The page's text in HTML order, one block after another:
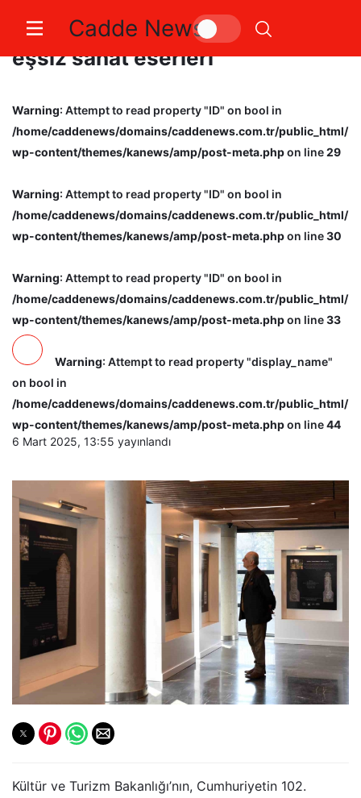
Cadde News
Mezar taşları, Türk kültürünün
eşsiz sanat eserleri
Warning: Attempt to read property "ID" on bool in
/home/caddenews/domains/caddenews.com.tr/public_html/
wp-content/themes/kanews/amp/post-meta.phpon line29
Warning: Attempt to read property "ID" on bool in
/home/caddenews/domains/caddenews.com.tr/public_html/
wp-content/themes/kanews/amp/post-meta.phpon line30
Warning: Attempt to read property "ID" on bool in
/home/caddenews/domains/caddenews.com.tr/public_html/
wp-content/themes/kanews/amp/post-meta.phpon line33
Warning: Attempt to read property "display_name"
on bool in
/home/caddenews/domains/caddenews.com.tr/public_html/
wp-content/themes/kanews/amp/post-meta.phpon line44
6 Mart 2025, 13:55 yayınlandı
Kültür ve Turizm Bakanlığı’nın, Cumhuriyetin 102.